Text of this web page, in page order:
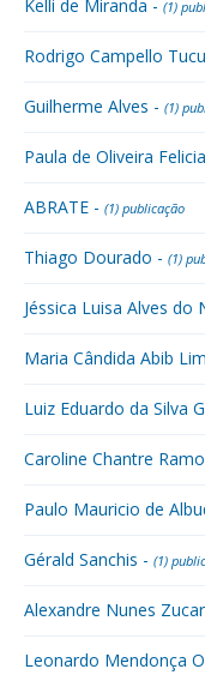
Kelli de Miranda - (1)
Rodrigo Campello
Guilherme Alves - (1)
Paula de Oliveira
ABRATE - (1) publicação
Thiago Dourado - (1)
Jéssica Luisa Alves do
Maria Cândida Abib
Luiz Eduardo da Silva
Caroline Chantre
Paulo Mauricio de
Gérald Sanchis - (1)
Alexandre Nunes
Leonardo Mendonça